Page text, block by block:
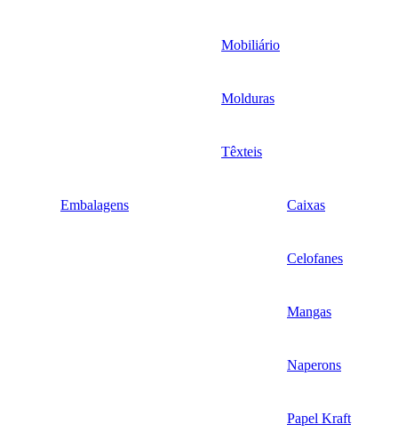
Mobiliário
Molduras
Têxteis
Embalagens Caixas
Celofanes
Mangas
Naperons
Papel Kraft